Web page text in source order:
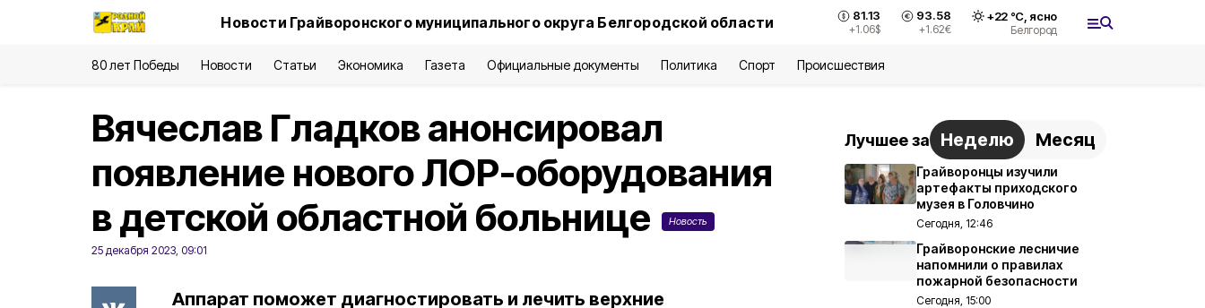
Новости Грайворонского муниципального округа Белгородской области 81.13
+1.06$
93.58
+1.62€
+22°С, ясно
Белгород
80 лет Победы Новости Статьи Экономика Газета Официальные документы Политика Спорт Происшествия
Вячеслав Гладков анонсировал
появление нового ЛОР-оборудования
в детской областной больнице
Новость
25 декабря 2023, 09:01
Аппарат поможет диагностировать и лечить верхние
Лучшее за Неделю Месяц
Грайворонцы изучили
артефакты приходского
музея в Головчино
Сегодня, 12:46
Грайворонские лесничие
напомнили о правилах
пожарной безопасности
Сегодня, 15:00